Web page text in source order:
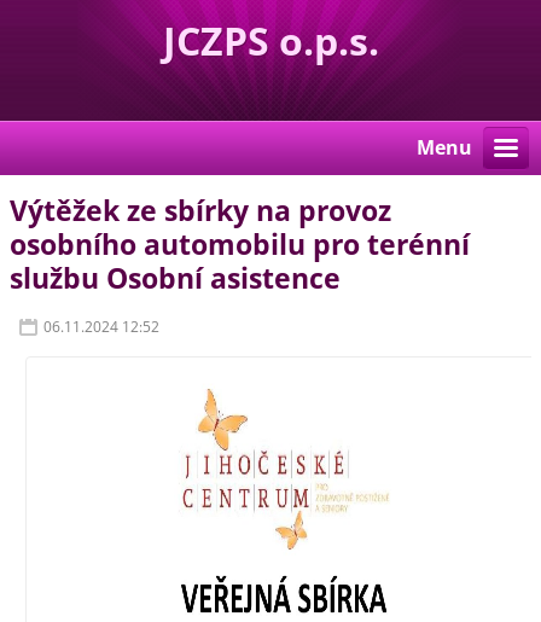
JCZPS o.p.s.
Menu
Výtěžek ze sbírky na provoz
osobního automobilu pro terénní
službu Osobní asistence
06.11.2024 12:52